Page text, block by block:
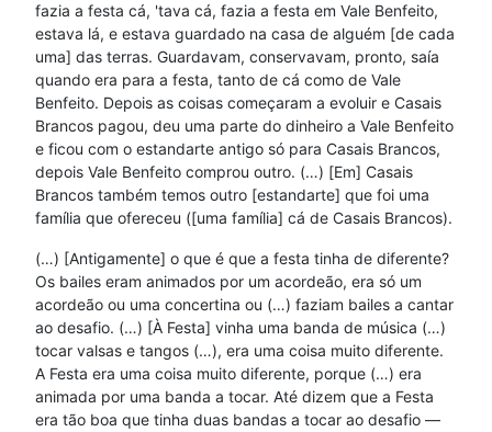
fazia a festa cá, 'tava cá, fazia a festa em Vale Benfeito,
estava lá, e estava guardado na casa de alguém [de cada
uma] das terras. Guardavam, conservavam, pronto, saía
quando era para a festa, tanto de cá como de Vale
Benfeito. Depois as coisas começaram a evoluir e Casais
Brancos pagou, deu uma parte do dinheiro a Vale Benfeito
e ficou com o estandarte antigo só para Casais Brancos,
depois Vale Benfeito comprou outro. (…) [Em] Casais
Brancos também temos outro [estandarte] que foi uma
família que ofereceu ([uma família] cá de Casais Brancos).
(…) [Antigamente] o que é que a festa tinha de diferente?
Os bailes eram animados por um acordeão, era só um
acordeão ou uma concertina ou (…) faziam bailes a cantar
ao desafio. (…) [À Festa] vinha uma banda de música (…)
tocar valsas e tangos (…), era uma coisa muito diferente.
A Festa era uma coisa muito diferente, porque (…) era
animada por uma banda a tocar. Até dizem que a Festa
era tão boa que tinha duas bandas a tocar ao desafio —